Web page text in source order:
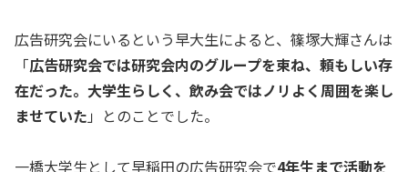
広告研究会にいるという早大生によると、篠塚大輝さんは
「広告研究会では研究会内のグループを束ね、頼もしい存
在だった。大学生らしく、飲み会ではノリよく周囲を楽し
ませていた 」とのことでした。
一橋大学生として早稲田の広告研究会で4年生まで活動を